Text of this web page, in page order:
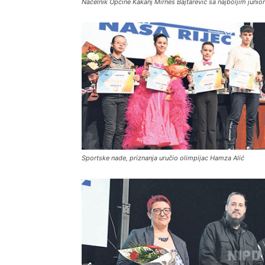
Načelnik Općine Kakanj Mirnes Bajtarević sa najboljim
Sportske nade, priznanja uručio olimpijac Hamza Alić